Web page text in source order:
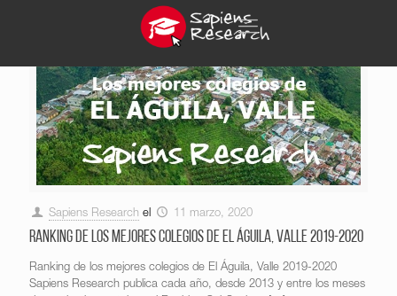
Sapiens Research el 11 marzo, 2020
Ranking de los mejores colegios de El Águila, Valle 2019-2020
Ranking de los mejores colegios de El Águila, Valle 2019-2020
Sapiens Research publica cada año, desde 2013 y entre los meses